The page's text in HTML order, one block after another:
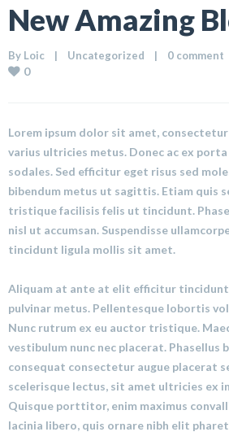
New Amazing
By Loic | Uncategorized | 0 comment
0
Lorem ipsum dolor sit amet,
varius ultricies metus. Donec ac ex
sodales. Sed efficitur eget risus sed
bibendum metus ut sagittis. Etiam quis
tristique facilisis felis ut tincidunt.
nisl ut accumsan. Suspendisse
tincidunt ligula mollis sit amet.
Aliquam at ante at elit efficitur tincidunt
pulvinar metus. Pellentesque lobortis
Nunc rutrum ex eu auctor tristique.
vestibulum nunc nec placerat. Phasellus
consequat consectetur augue placerat
scelerisque lectus, sit amet ultricies ex
Quisque porttitor, enim maximus
lacinia libero, quis ornare nibh elit